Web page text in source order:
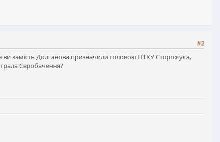
#2
ви замість Долганова призначили головою НТКУ Сторожука,
Євробачення?